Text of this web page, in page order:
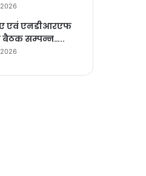
एवं एनडीआरएफ
बैठक सम्पन्न…..